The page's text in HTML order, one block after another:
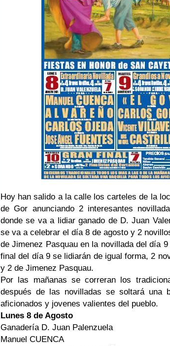
Hoy han salido a la calle los carteles de la
de Gor anunciando 2 interesantes
donde se va a lidiar ganado de D. Juan
se va a celebrar el día 8 de agosto y 2
de Jimenez Pasquau en la novillada del día
final del día 9 se lidiarán de igual forma, 2
y 2 de Jimenez Pasquau.
Por las mañanas se correran los
después de las novilladas se soltará una
aficionados y jovenes valientes del pueblo.
Lunes 8 de Agosto
Ganadería D. Juan Palenzuela
Manuel CUENCA